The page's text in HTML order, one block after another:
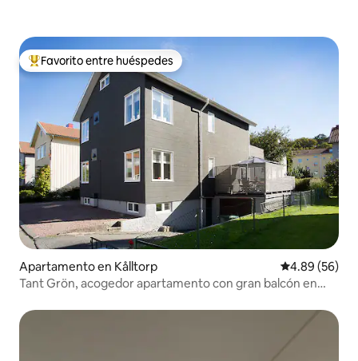
Favorito entre huéspedes preferido
Favorito entre huéspedes
Apartamento en Kålltorp Calificación
4.89 (56)
Tant Grön, acogedor apartamento con gran balcón en